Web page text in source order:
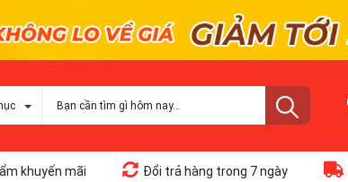
khuyến mãi Đổi trả hàng trong 7 ngày